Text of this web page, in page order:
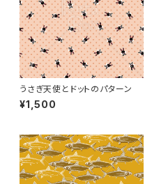
うさぎ天使とドットのパターン
¥1,500